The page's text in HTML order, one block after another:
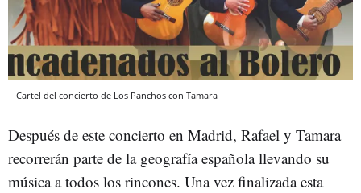
Cartel del concierto de Los Panchos con Tamara
Después de este concierto en Madrid, Rafael y Tamara
recorrerán parte de la geografía española llevando su
música a todos los rincones. Una vez finalizada esta